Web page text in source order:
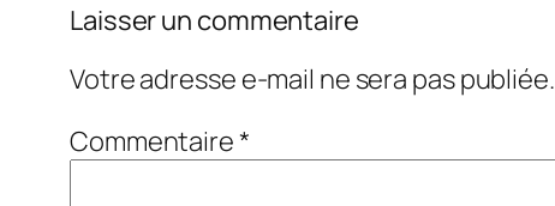
Laisser un commentaire
Votre adresse e-mail ne sera pas publiée.
Commentaire*